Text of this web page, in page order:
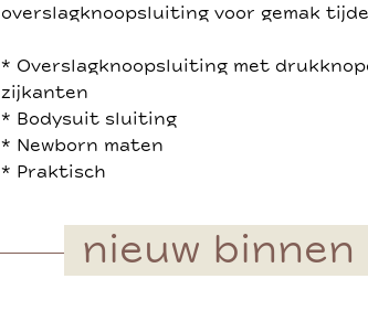
overslagknoopsluiting voor gemak
* Overslagknoopsluiting met
zijkanten
* Bodysuit sluiting
* Newborn maten
* Praktisch
nieuw binnen